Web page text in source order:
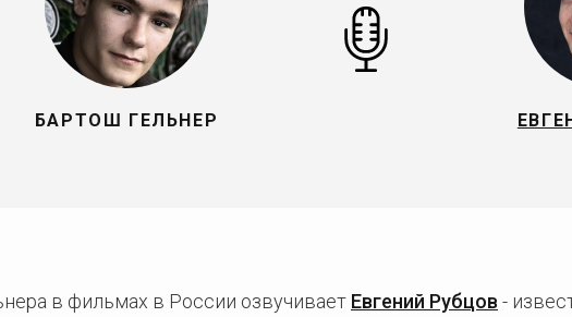
БАРТОШ ГЕЛЬНЕР
в фильмах в России озвучивает Евгений Рубцов -